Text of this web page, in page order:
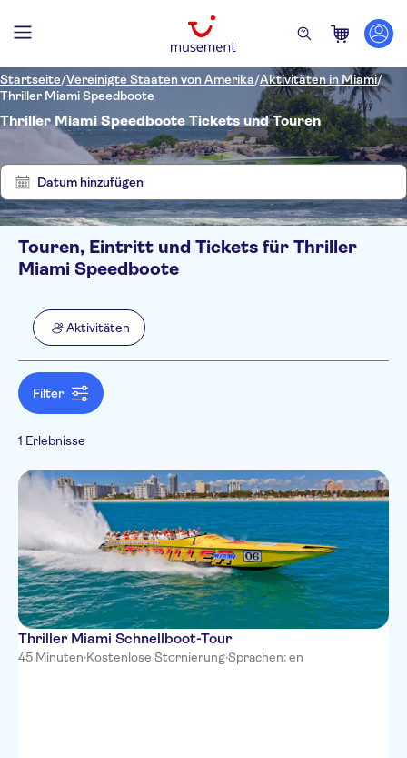
Startseite/Vereinigte Staaten von Amerika/Aktivitäten in Miami/
Thriller Miami Speedboote
Thriller Miami Speedboote Tickets und Touren
Datum hinzufügen
Filter Preis (pro Person)
Min. €
Hoteltransfer
NO-PICKUP
Kostenloser Rücktritt
Sofortbestätigung
Kategorien
Aktivitäten
Sprache
Englisch
Zeige
1
Ergebnisse
Touren, Eintritt und Tickets für Thriller
Miami Speedboote
Aktivitäten
Filter
1 Erlebnisse
Thriller Miami Schnellboot-Tour
45 Minuten·Kostenlose Stornierung·Sprachen: en